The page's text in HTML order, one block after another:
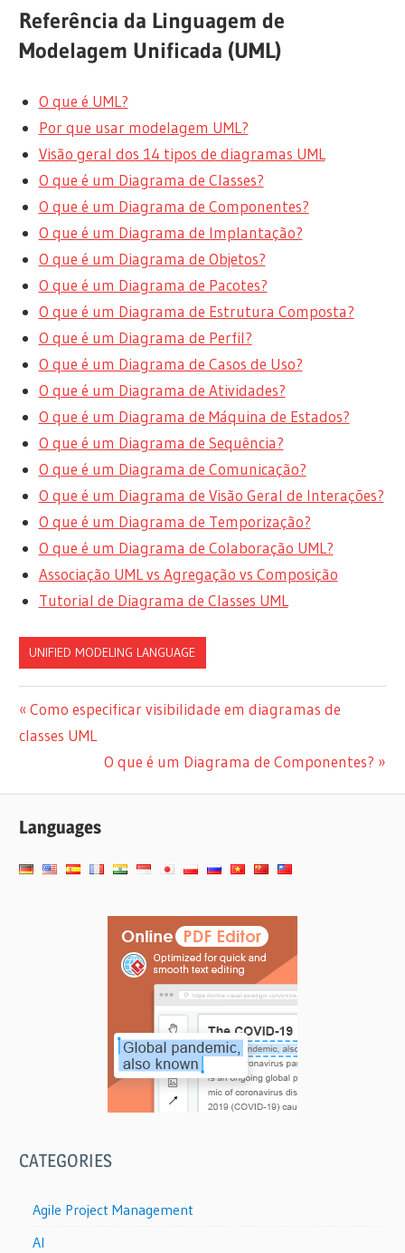
Referência da Linguagem de
Modelagem Unificada (UML)
O que é UML?
Por que usar modelagem UML?
Visão geral dos 14 tipos de diagramas UML
O que é um Diagrama de Classes?
O que é um Diagrama de Componentes?
O que é um Diagrama de Implantação?
O que é um Diagrama de Objetos?
O que é um Diagrama de Pacotes?
O que é um Diagrama de Estrutura Composta?
O que é um Diagrama de Perfil?
O que é um Diagrama de Casos de Uso?
O que é um Diagrama de Atividades?
O que é um Diagrama de Máquina de Estados?
O que é um Diagrama de Sequência?
O que é um Diagrama de Comunicação?
O que é um Diagrama de Visão Geral de Interações?
O que é um Diagrama de Temporização?
O que é um Diagrama de Colaboração UML?
Associação UML vs Agregação vs Composição
Tutorial de Diagrama de Classes UML
UNIFIED MODELING LANGUAGE
Navegação
de
Previous
Post:
Como especificar visibilidade em diagramas de
classes UML
Next
O que é um Diagrama de Componentes?
Languages
CATEGORIES
Agile Project Management
AI